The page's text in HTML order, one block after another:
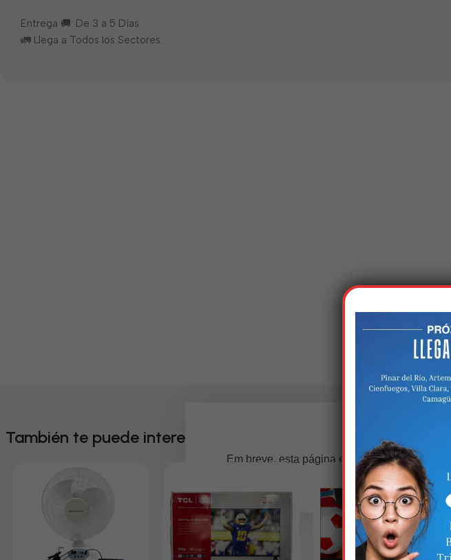
Entrega 🚚: De 3 a 5 Días
🚛 Llega a Todos los Sectores.
También te puede interesar
Estamos
Em breve, esta página estará disponível